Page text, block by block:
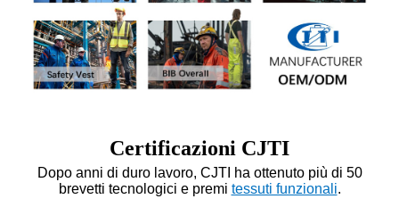
Certificazioni CJTI
Dopo anni di duro lavoro, CJTI ha ottenuto più di 50
brevetti tecnologici e premi tessuti funzionali.